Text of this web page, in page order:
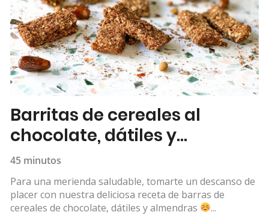
Barritas de cereales al
chocolate, dátiles y
almendras
45 minutos
Para una merienda saludable, tomarte un descanso de
placer con nuestra deliciosa receta de barras de
cereales de chocolate, dátiles y almendras
...